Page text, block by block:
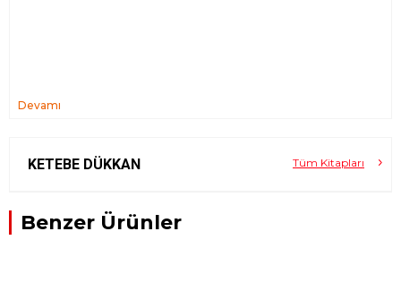
Devamı
KETEBE DÜKKAN Tüm Kitapları
Benzer Ürünler